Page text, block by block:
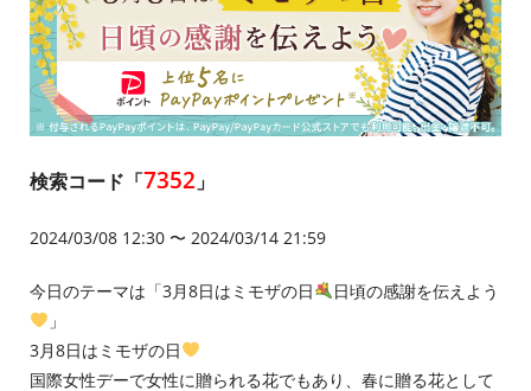
検索コード「7352 」
2024/03/08 12:30 〜 2024/03/14 21:59
今日のテーマは「3月8日はミモザの日
日頃の感謝を伝えよう
」
3月8日はミモザの日
国際女性デーで女性に贈られる花でもあり、春に贈る花として